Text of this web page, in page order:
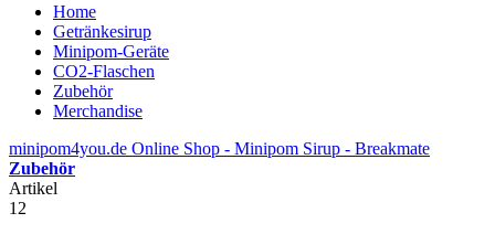
Home
Getränkesirup
Minipom-Geräte
CO2-Flaschen
Zubehör
Merchandise
minipom4you.de Online Shop - Minipom Sirup - Breakmate
Zubehör
Artikel
12